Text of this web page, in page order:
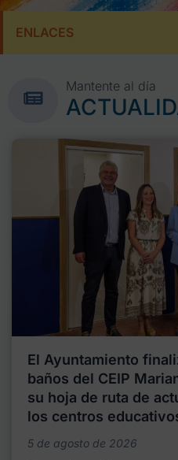
ENLACES
Mantente al día
El Ayuntamiento
baños del CEIP
su hoja de ruta de
los centros
5 de agosto de 2026